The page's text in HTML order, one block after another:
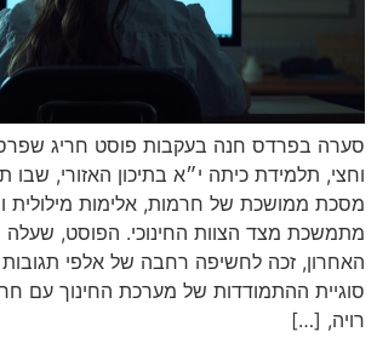
וחצי, תלמידת כיתה י״א בתיכון האזורי, שבו
מסכת ממושכת של חרמות, אלימות מילולית
מתמשכת מצד הצוות החינוכי. הפוסט, שעלה
האחרון, זכה לחשיפה רחבה של אלפי
סוגיית ההתמודדות של מערכת החינוך עם
רויה, […]